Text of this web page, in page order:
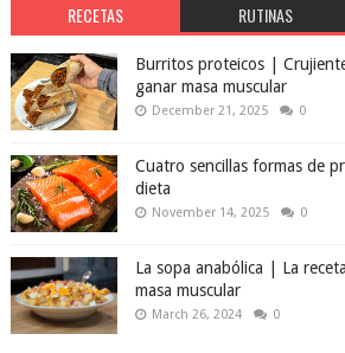
RECETAS RUTINAS
Burritos proteicos |
ganar masa muscular
December 21, 2025 0
Cuatro sencillas formas de
dieta
November 14, 2025 0
La sopa anabólica | La
masa muscular
March 26, 2024 0